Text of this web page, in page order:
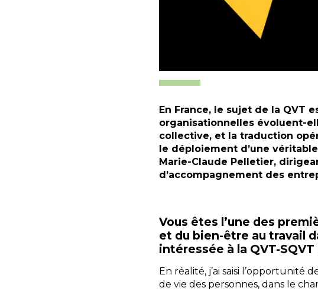
En France, le sujet de la QVT
organisationnelles évoluent-
collective, et la traduction
le déploiement d’une
Marie-Claude Pelletier,
d’accompagnement des
Vous êtes l’une des
et du bien-être au travail
intéressée à la QVT-SQVT
En réalité, j’ai saisi
de vie des personnes, dans le